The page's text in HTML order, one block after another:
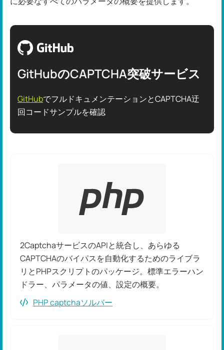
GitHubのCAPTCHA突破サービス
GitHubでフルドキュメンテーションとCAPTCHA迂
回コードサンプルを確認
2CaptchaサービスのAPIと統合し、あらゆる
CAPTCHAのバイパスを自動化するためのライブラ
リとPHPスクリプトのパッケージ。標準エラーハン
ドラー、パラメータの値、設定の概要。
PHP captchaソルバー